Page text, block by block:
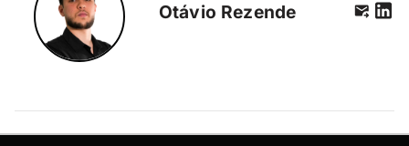
Otávio Rezende